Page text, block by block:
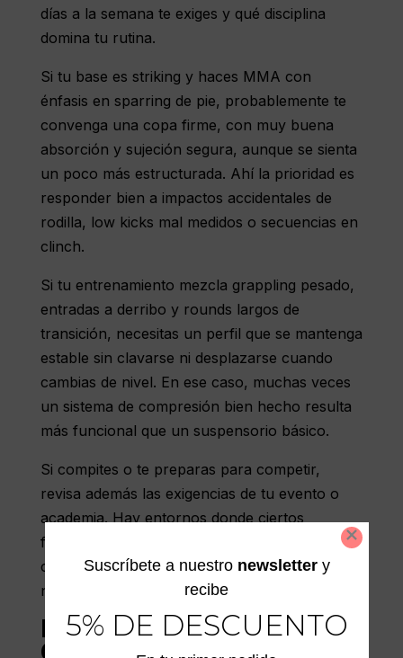
días a la semana te exiges y qué disciplina
domina tu rutina.
Si tu base es striking y haces MMA con
énfasis en sparring de pie, probablemente te
convenga una copa firme, con muy buena
absorción y sujeción segura, aunque se sienta
un poco más estructurada. Ahí la prioridad es
responder bien a impactos accidentales de
rodilla, low kicks mal medidos o secuencias en
clinch.
Si tu entrenamiento mezcla grappling pesado,
entradas a derribo y rounds largos de
transición, necesitas un perfil que se mantenga
estable sin clavarse ni desplazarse cuando
cambias de nivel. En ese caso, muchas veces
un sistema de compresión bien hecho resulta
más funcional que un suspensorio básico.
Si compites o te preparas para competir,
revisa además las exigencias de tu evento o
academia. Hay entornos donde ciertos
formatos son más aceptados que otros. Mejor
confirmarlo antes de comprar algo que luego
no vas a usar en los días importantes.
EL AJUSTE CORRECTO
CAMBIA TODO
Suscríbete a nuestro newslettery
recibe
5% DE DESCUENTO